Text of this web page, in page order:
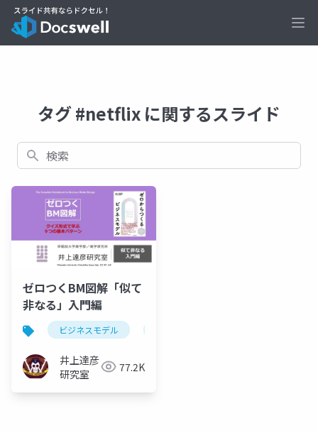
タグ #netflix に関するスライド
検索
ゼロつくBM図解「似て
非なる」入門編
ビジネスモデル
井上達彦
研究室
77.2K